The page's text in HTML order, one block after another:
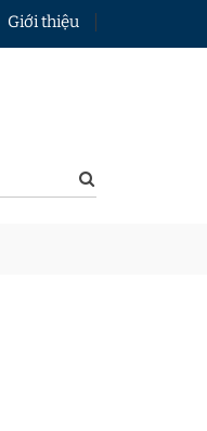
Giới thiệu